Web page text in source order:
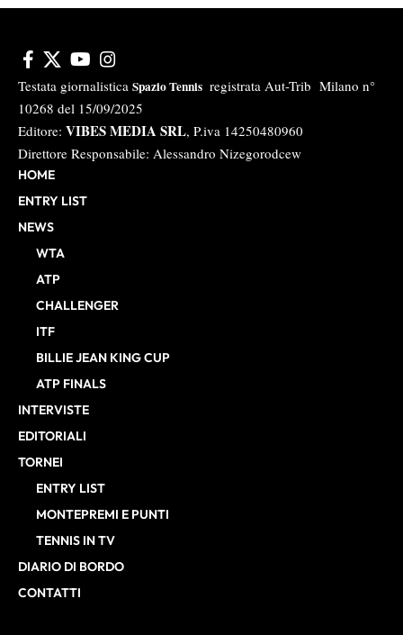
Testata giornalistica Spazio Tennis registrata Aut-Trib Milano n°
10268 del 15/09/2025
Editore: VIBES MEDIA SRL, P.iva 14250480960
Direttore Responsabile: Alessandro Nizegorodcew
HOME
ENTRY LIST
NEWS
WTA
ATP
CHALLENGER
ITF
BILLIE JEAN KING CUP
ATP FINALS
INTERVISTE
EDITORIALI
TORNEI
ENTRY LIST
MONTEPREMI E PUNTI
TENNIS IN TV
DIARIO DI BORDO
CONTATTI